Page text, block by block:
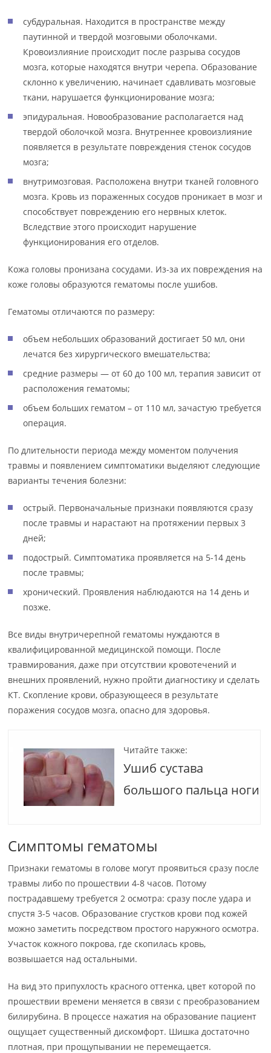
субдуральная. Находится в пространстве между
паутинной и твердой мозговыми оболочками.
Кровоизлияние происходит после разрыва сосудов
мозга, которые находятся внутри черепа. Образование
склонно к увеличению, начинает сдавливать мозговые
ткани, нарушается функционирование мозга;
эпидуральная. Новообразование располагается над
твердой оболочкой мозга. Внутреннее кровоизлияние
появляется в результате повреждения стенок сосудов
мозга;
внутримозговая. Расположена внутри тканей головного
мозга. Кровь из пораженных сосудов проникает в мозг и
способствует повреждению его нервных клеток.
Вследствие этого происходит нарушение
функционирования его отделов.
Кожа головы пронизана сосудами. Из-за их повреждения на
коже головы образуются гематомы после ушибов.
Гематомы отличаются по размеру:
объем небольших образований достигает 50 мл, они
лечатся без хирургического вмешательства;
средние размеры — от 60 до 100 мл, терапия зависит от
расположения гематомы;
объем больших гематом – от 110 мл, зачастую требуется
операция.
По длительности периода между моментом получения
травмы и появлением симптоматики выделяют следующие
варианты течения болезни:
острый. Первоначальные признаки появляются сразу
после травмы и нарастают на протяжении первых 3
дней;
подострый. Симптоматика проявляется на 5-14 день
после травмы;
хронический. Проявления наблюдаются на 14 день и
позже.
Все виды внутричерепной гематомы нуждаются в
квалифицированной медицинской помощи. После
травмирования, даже при отсутствии кровотечений и
внешних проявлений, нужно пройти диагностику и сделать
КТ. Скопление крови, образующееся в результате
поражения сосудов мозга, опасно для здоровья.
Читайте также:
Ушиб сустава
большого пальца ноги
Симптомы гематомы
Признаки гематомы в голове могут проявиться сразу после
травмы либо по прошествии 4-8 часов. Потому
пострадавшему требуется 2 осмотра: сразу после удара и
спустя 3-5 часов. Образование сгустков крови под кожей
можно заметить посредством простого наружного осмотра.
Участок кожного покрова, где скопилась кровь,
возвышается над остальными.
На вид это припухлость красного оттенка, цвет которой по
прошествии времени меняется в связи с преобразованием
билирубина. В процессе нажатия на образование пациент
ощущает существенный дискомфорт. Шишка достаточно
плотная, при прощупывании не перемещается.